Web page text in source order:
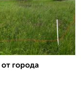
города